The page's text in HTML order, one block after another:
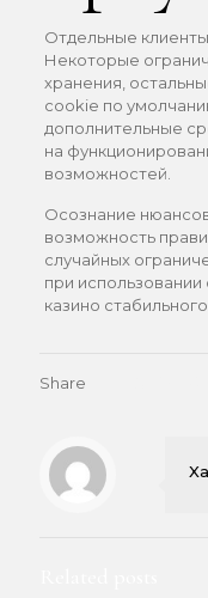
Отдельные
Некоторые
хранения,
cookie по
дополнительные
на
возможностей.
Осознание
возможность
случайных
при
казино
Share